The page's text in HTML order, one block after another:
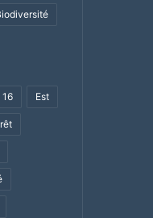
16 Est